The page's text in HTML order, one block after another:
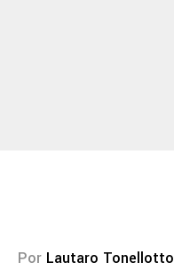
Por Lautaro Tonellotto